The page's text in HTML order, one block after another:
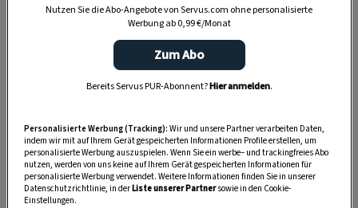
Lederriemen, Ahlen und den unterschiedlichsten
Messern. Und mittendrin steht Ali und werkelt
konzentriert an einem Goldzaum herum.
Nutzen Sie die Abo-Angebote von Servus.com ohne personalisierte
Werbung ab 0,99 €/Monat
Zum Abo
Bereits Servus PUR-Abonnent?Hier anmelden.
Personalisierte Werbung (Tracking): Wir und unsere Partner verarbeiten Daten,
indem wir mit auf Ihrem Gerät gespeicherten Informationen Profile erstellen, um
personalisierte Werbung auszuspielen. Wenn Sie ein werbe– und trackingfreies Abo
nutzen, werden von uns keine auf Ihrem Gerät gespeicherten Informationen für
personalisierte Werbung verwendet. Weitere Informationen finden Sie in unserer
Datenschutzrichtlinie, in derListe unserer Partnersowie in den Cookie-
Einstellungen.